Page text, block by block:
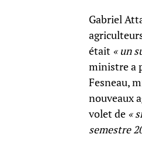
Gabriel
était « un
ministre a
Fesneau,
nouveaux
volet de «
semestre